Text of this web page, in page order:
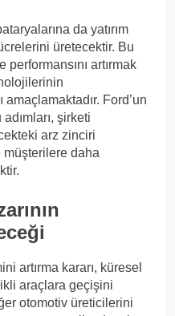
da yatırım
üretecektir. Bu
artırmak
Ford’un
şirketi
arz zinciri
müşterilere daha
artırma kararı, küresel
araçlara geçişini
otomotiv üreticilerini